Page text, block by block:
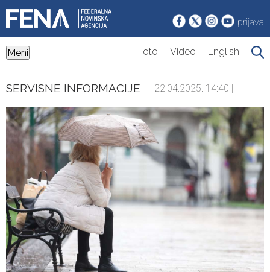
prijava
Meni Foto Video English
SERVISNE INFORMACIJE | 22.04.2025. 14:40 |